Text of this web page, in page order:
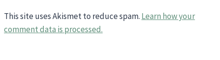
This site uses Akismet to reduce spam. Learn how your
comment data is processed.